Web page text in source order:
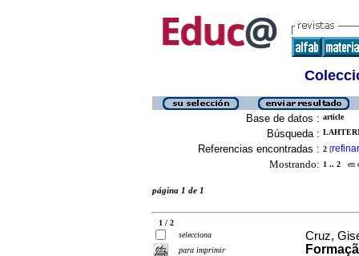
Base de datos : article
Búsqueda :
Referencias encontradas : 2 [refinar
Mostrando: 1 .. 2 en
página 1 de 1
1 / 2
selecciona
para imprimir
Cruz,